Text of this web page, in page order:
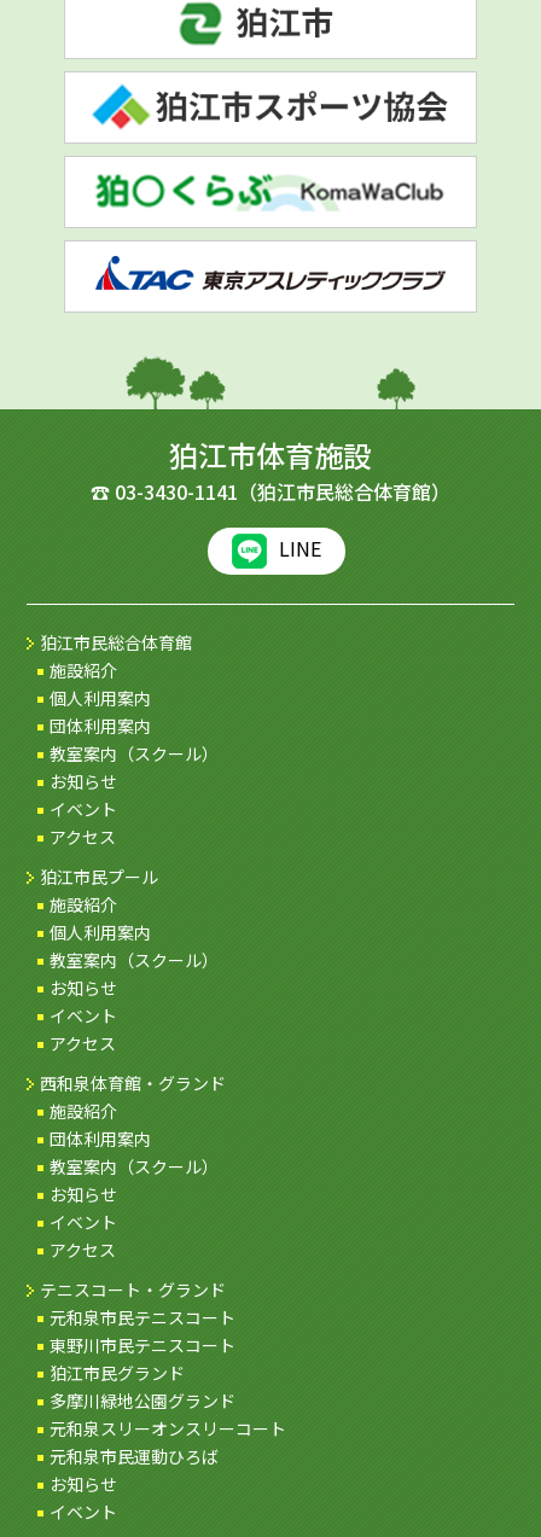
狛江市体育施設
☎ 03-3430-1141 （狛江市民総合体育館）
LINE
狛江市民総合体育館
施設紹介
個人利用案内
団体利用案内
教室案内（スクール）
お知らせ
イベント
アクセス
狛江市民プール
施設紹介
個人利用案内
教室案内（スクール）
お知らせ
イベント
アクセス
西和泉体育館・グランド
施設紹介
団体利用案内
教室案内（スクール）
お知らせ
イベント
アクセス
テニスコート・グランド
元和泉市民テニスコート
東野川市民テニスコート
狛江市民グランド
多摩川緑地公園グランド
元和泉スリーオンスリーコート
元和泉市民運動ひろば
お知らせ
イベント